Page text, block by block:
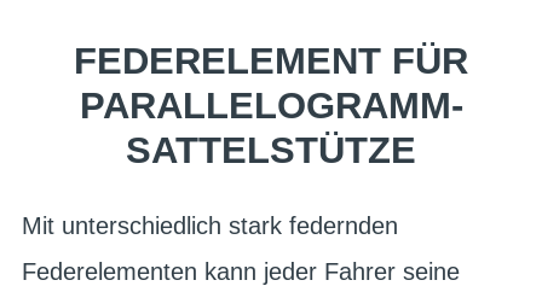
FEDERELEMENT FÜR
PARALLELOGRAMM-
SATTELSTÜTZE
Mit unterschiedlich stark federnden
Federelementen kann jeder Fahrer seine